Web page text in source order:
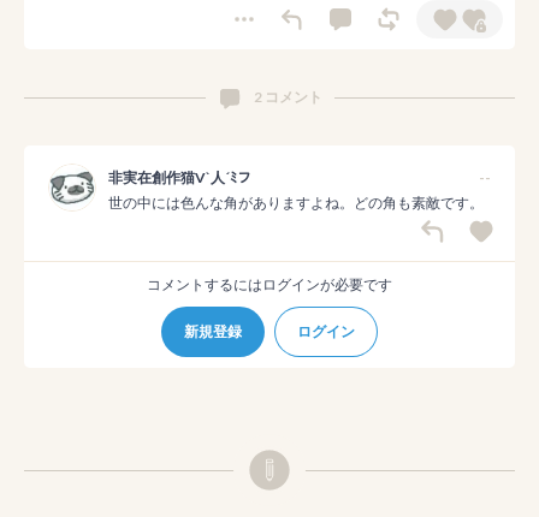
2 コメント
非実在創作猫V`人´ﾐフ
--
世の中には色んな角がありますよね。どの角も素敵です。
コメントするにはログインが必要です
新規登録 ログイン